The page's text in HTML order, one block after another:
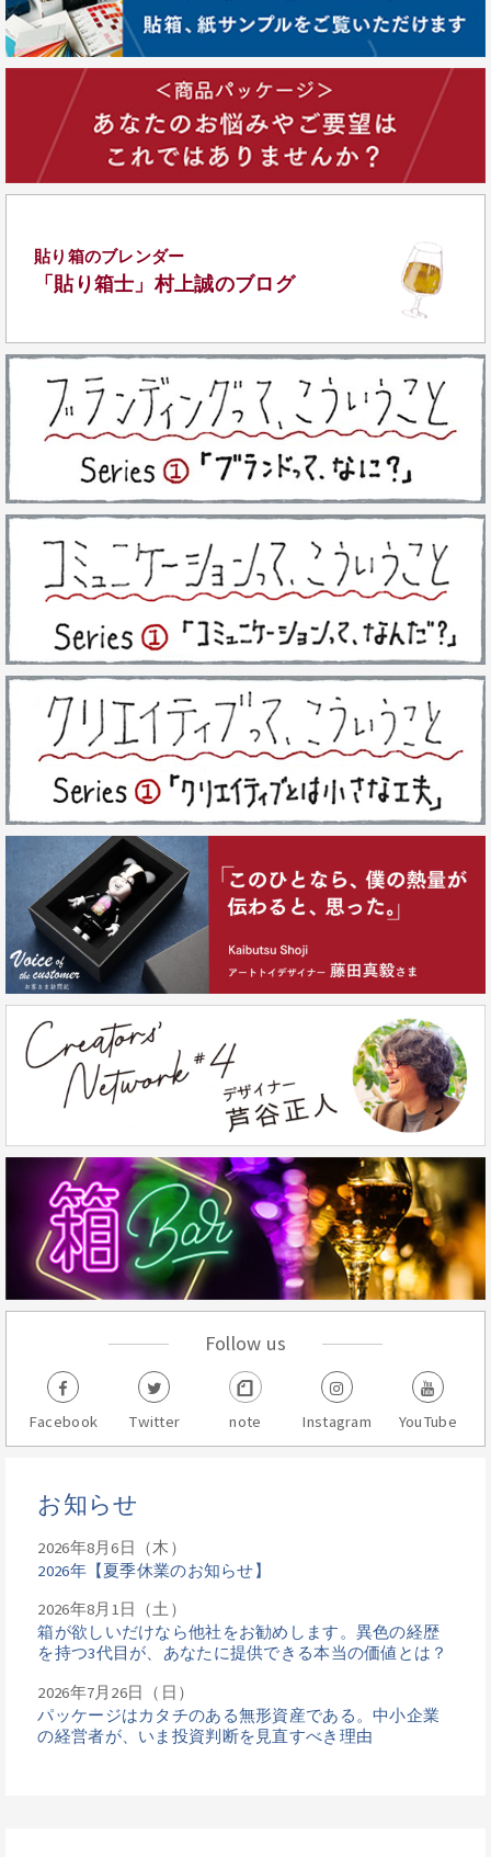
貼り箱のブレンダー
「貼り箱士」村上誠のブログ
Follow us
Facebook Twitter note Instagram YouTube
お知らせ
2026年【夏季休業のお知らせ】
2026年8月6日（木）
箱が欲しいだけなら他社をお勧めします。異色の経歴
を持つ3代目が、あなたに提供できる本当の価値とは？
2026年8月1日（土）
パッケージはカタチのある無形資産である。中小企業
の経営者が、いま投資判断を見直すべき理由
2026年7月26日（日）